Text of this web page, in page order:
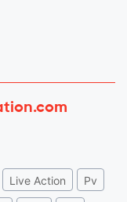
Live Action Pv